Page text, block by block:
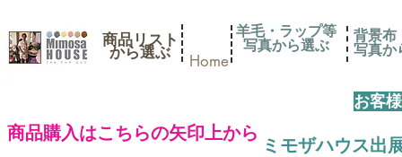
商品リスト
​から選ぶ Home
​商品購入はこちらの矢印上から
羊毛・ラップ等
写真から選ぶ
背景布
写真か
お客
ミモザハウス出